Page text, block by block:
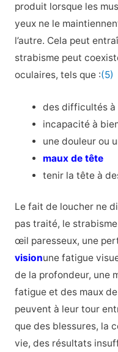
produit lorsque les
yeux ne le
l’autre. Cela peut
strabisme peut
oculaires, tels que :(5)
des difficultés à
incapacité à
une douleur ou
maux de tête
tenir la tête à
Le fait de loucher ne
pas traité, le
œil paresseux, une
visionune fatigue
de la profondeur, une
fatigue et des maux
peuvent à leur tour
que des blessures, la
vie, des résultats